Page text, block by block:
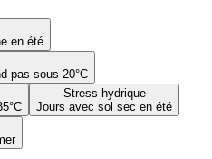
en été
pas sous 20°C
Stress hydrique
Jours avec sol sec en été